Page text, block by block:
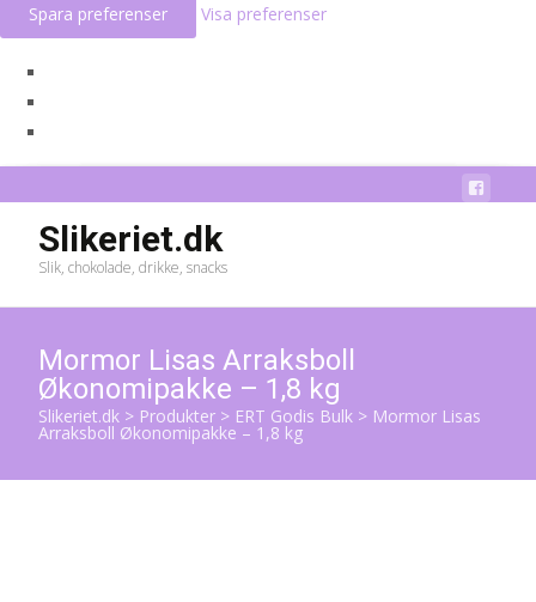
Spara preferenser Visa preferenser
Slikeriet.dk
Slik, chokolade, drikke, snacks
Mormor Lisas Arraksboll
Økonomipakke – 1,8 kg
Slikeriet.dk > Produkter > ERT Godis Bulk > Mormor Lisas
Arraksboll Økonomipakke – 1,8 kg